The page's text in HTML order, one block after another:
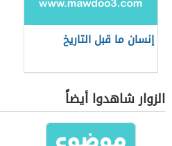
إنسان ما قبل التاريخ
الزوار شاهدوا أيضاً